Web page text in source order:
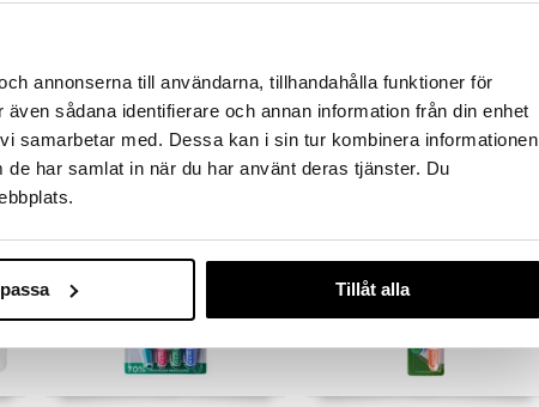
annonserna till användarna, tillhandahålla funktioner för
sådana identifierare och annan information från din enhet
samarbetar med. Dessa kan i sin tur kombinera informationen
har samlat in när du har använt deras tjänster. Du
Tillåt alla
kr 59
alle sider samtidig.
kr 79